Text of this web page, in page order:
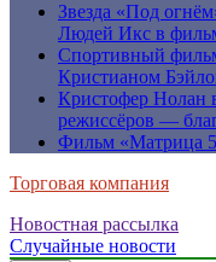
Звезда «Под
Людей Икс в
Спортивный
Кристианом
Кристофер Нолан
режиссёров —
Фильм «Матрица
Торговая компания
Новостная рассылка
Случайные новости